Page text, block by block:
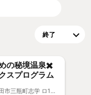
の秘境温泉✖️
スプログラム
三瓶温泉そばカフェ湯元、島根県大田市三瓶町志学 ロ1730-11